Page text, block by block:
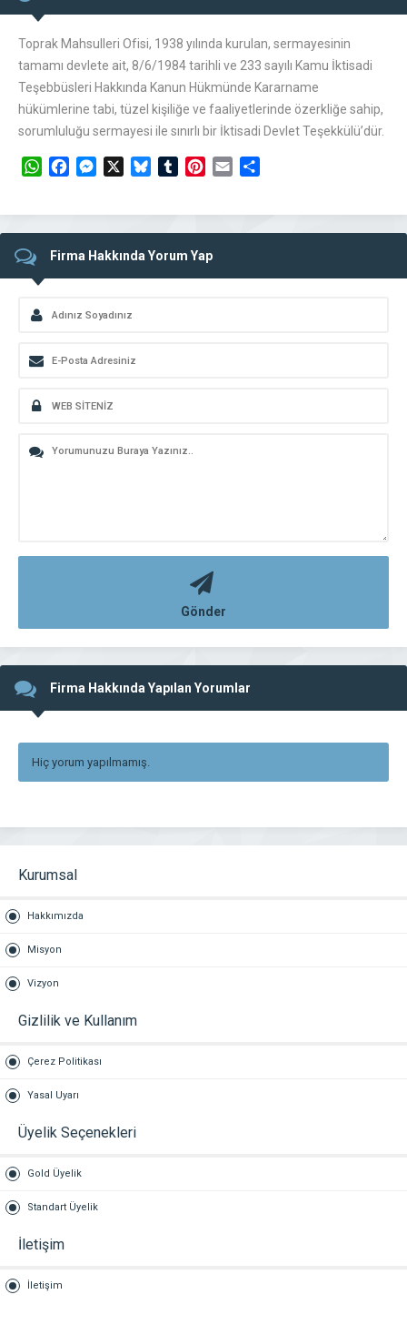
Toprak Mahsulleri Ofisi, 1938 yılında kurulan, sermayesinin
tamamı devlete ait, 8/6/1984 tarihli ve 233 sayılı Kamu İktisadi
Teşebbüsleri Hakkında Kanun Hükmünde Kararname
hükümlerine tabi, tüzel kişiliğe ve faaliyetlerinde özerkliğe sahip,
sorumluluğu sermayesi ile sınırlı bir İktisadi Devlet Teşekkülü’dür.
WhatsAppFacebookMessengerBlueskyTumblrPinterest
Email
Firma Hakkında Yorum Yap
Gönder
Firma Hakkında Yapılan Yorumlar
Hiç yorum yapılmamış.
Kurumsal
Hakkımızda
Misyon
Vizyon
Gizlilik ve Kullanım
Çerez Politikası
Yasal Uyarı
Üyelik Seçenekleri
Gold Üyelik
Standart Üyelik
İletişim
İletişim